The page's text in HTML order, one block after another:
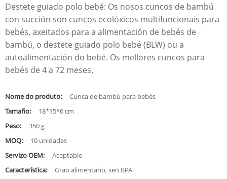
Destete guiado polo bebé: Os nosos cuncos de bambú
con succión son cuncos ecolóxicos multifuncionais para
bebés, axeitados para a alimentación de bebés de
bambú, o destete guiado polo bebé (BLW) ou a
autoalimentación do bebé. Os mellores cuncos para
bebés de 4 a 72 meses.
Nome do produto:
Cunca de bambú para bebés
Tamaño:
18*15*6 cm
Peso:
350 g
MOQ:
10 unidades
Servizo OEM:
Aceptable
Característica:
Grao alimentario, sen BPA